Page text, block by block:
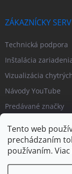
Tento web
prechádzaním
používaním.
ZÁKAZNÍCKY
Technická podpora
Inštalácia
Vizualizácia
Návody YouTube
Predávané značky